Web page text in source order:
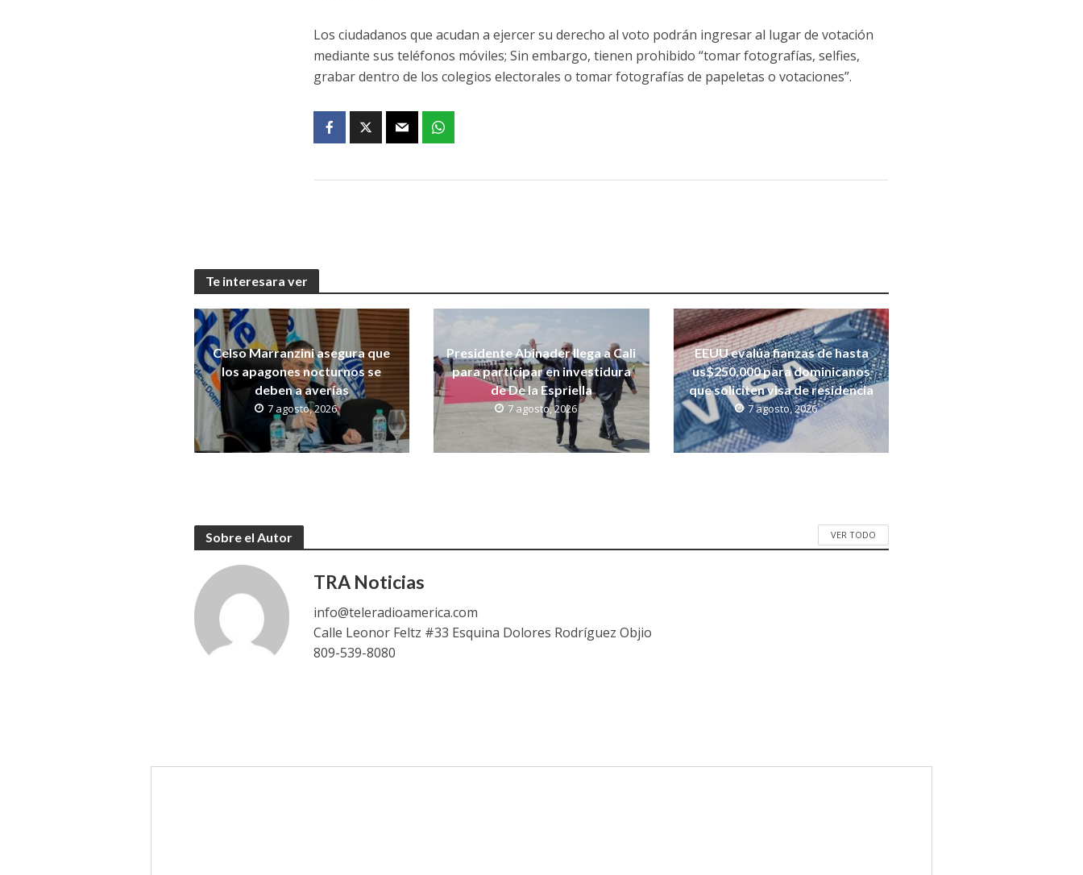
Los ciudadanos que acudan a ejercer su derecho al voto podrán ingresar al lugar de votación
mediante sus teléfonos móviles; Sin embargo, tienen prohibido “tomar fotografías, selfies,
grabar dentro de los colegios electorales o tomar fotografías de papeletas o votaciones”.
Te interesara ver
Celso Marranzini asegura que
los apagones nocturnos se
deben a averías
7 agosto, 2026
Presidente Abinader llega a Cali
para participar en investidura
de De la Espriella
7 agosto, 2026
EEUU evalúa fianzas de hasta
us$250,000 para dominicanos
que soliciten visa de residencia
7 agosto, 2026
Sobre el Autor VER TODO
TRA Noticias
info@teleradioamerica.com
Calle Leonor Feltz #33 Esquina Dolores Rodríguez Objio
809-539-8080